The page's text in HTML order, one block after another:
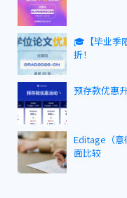
🎓【毕业季
折！
预存款优惠
Editage（意
面比较